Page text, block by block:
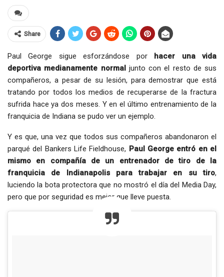
Share
Paul George sigue esforzándose por hacer una vida
deportiva medianamente normaljunto con el resto de sus
compañeros, a pesar de su lesión, para demostrar que está
tratando por todos los medios de recuperarse de la fractura
sufrida hace ya dos meses. Y en el último entrenamiento de la
franquicia de Indiana se pudo ver un ejemplo.
Y es que, una vez que todos sus compañeros abandonaron el
parqué del Bankers Life Fieldhouse, Paul George entró en el
mismo en compañía de un entrenador de tiro de la
franquicia de Indianapolis para trabajar en su tiro,
luciendo la bota protectora que no mostró el día del Media Day,
pero que por seguridad es mejor que lleve puesta.